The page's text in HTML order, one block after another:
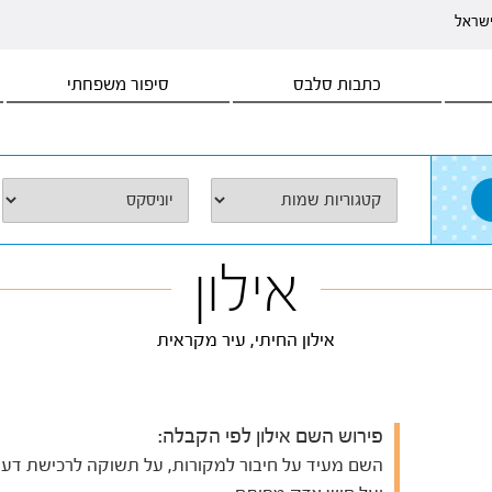
כתבות סלבס סיפור משפחתי
אילון
אילון החיתי, עיר מקראית
פירוש השם אילון לפי הקבלה:
השם מעיד על חיבור למקורות, על תשוקה לרכישת